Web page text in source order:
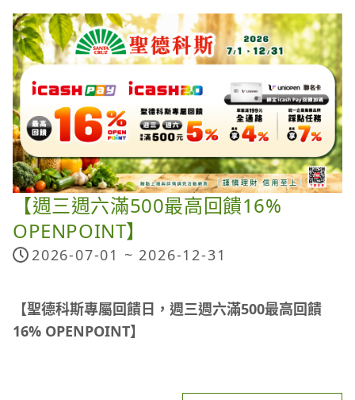
APP或icash Pay APP之應用程式及手機內建瀏覽器
更新至最新版本。icash Pay用戶於獲得本活動回饋
前及回饋當下仍應具有uniopen會員帳號及icash
Pay使用者資格，icash Pay與其銀行支付工具應為
「綁定、連結狀態」且使用皆為「正常狀態」，入點
時應符合本活動資格等相關規範。
詳細活動辦法以主辦單位(愛金卡、各合作銀行)網站
公告為準。主辦單位保留本活動所有事宜之最終解釋
之權利，並可隨時變更、取消、終止或暫停本活動及
替換其他獎項；活動如遇有任何因電腦系統、網路、
電話等故障或傳輸異常、或有不可抗力事由，主辦單
付指示。如因而致參加者之資料有延遲、遺失、錯誤
或無法辨識等情況，主辦單位不負任何法律責任，參
加者亦不得因此異議。其他未盡事宜，悉依主辦單位
若選擇使用「街口帳戶」 付款，銀牌會員以上，筆
筆享1%街口幣回饋無上限！(查看說明)
若選擇使用「銀行帳戶」、「國內信用卡」綁定街口
支付 App 付款，各信用卡之回饋優惠依各發卡銀行
公告為準。
(＊適用信用卡：請至街口支付 > 我的 > 支付工具 >
信用卡查看)
說明)
2026/6/1-12/31 期間，選擇使用「街口帳戶」 付
款，銀牌會員以上，筆筆享 1% 街口幣回饋無上限！
(查看說明)
本活動最終回饋金額，以系統認列為主。
因「電子銀行法」規定，銀行帳戶單筆交易限額 5 萬
元、單日限額 10 萬元、單月交易限額 20 萬元，請
留意付款額度限制，以免交易失敗。
現金回饋、街口幣回饋、街口券折扣、街口幣折抵可
併用。（系統將先折街口券，並以訂單金額折抵街口
幣；最終依折抵後的「實際支付金額」計算現金回饋
與街口幣回饋）。
名卡」付款所享的街口幣回饋，均是以單筆消費做計
算；此街口幣回饋與原店家街口幣回饋採分開計算。
每月/戶回饋上限200點OPENPOINT，活動期間每月
總贈點上限100萬點。
活動資格：請先事先註冊icash Pay帳號並完成icash
Pay註冊及連結指定
銀行帳戶流程【立即下載icash Pay】
流程請參考：https://pse.is/6345vx
注意事項：
如活動期間內已達活動總回饋上限，將依icash Pay
交易之時間順序為準判定符合資格，不另行公告或通
知，活動參與者不得以未獲知本活動回饋額滿訊息為
理由要求補贈點，請視情況評估參與。
入icash Pay所綁定的uniopen會員帳戶中，回饋資
格及入點時間認定依icash Pay資訊系統紀錄認定為
【週三週六滿500最高回饋16%
OPENPOINT】
2026-07-01 ~ 2026-12-31
【聖德科斯專屬回饋日，週三週六滿500最高回饋
16% OPENPOINT】